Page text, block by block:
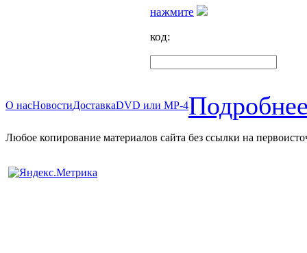
нажмите
код:
О насНовостиДоставкаDVD или MP-4
Любое копирование материалов сайта без ссылки на